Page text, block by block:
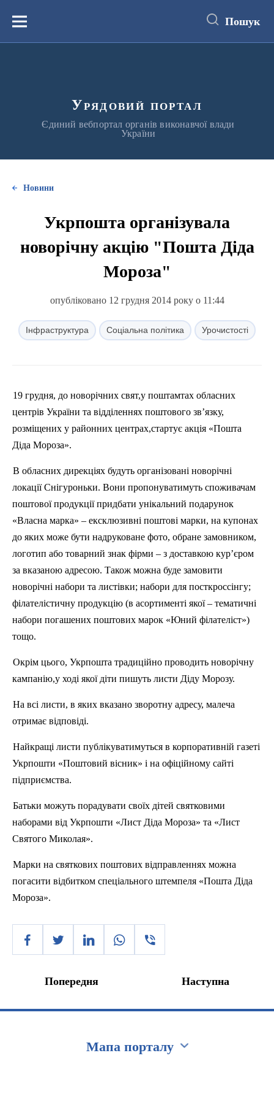
вмістуМеню Пошук
Урядовий портал
Єдиний вебпортал органів виконавчої влади
України
Новини
Укрпошта організувала
новорічну акцію "Пошта Діда
Мороза"
опубліковано 12 грудня 2014 року о 11:44
Інфраструктура Соціальна політика Урочистості
19 грудня, до новорічних свят,у поштамтах обласних
центрів України та відділеннях поштового зв’язку,
розміщених у районних центрах,стартує акція «Пошта
Діда Мороза».
В обласних дирекціях будуть організовані новорічні
локації Снігуроньки. Вони пропонуватимуть споживачам
поштової продукції придбати унікальний подарунок
«Власна марка» – ексклюзивні поштові марки, на купонах
до яких може бути надруковане фото, обране замовником,
логотип або товарний знак фірми – з доставкою кур’єром
за вказаною адресою. Також можна буде замовити
новорічні набори та листівки; набори для посткроссінгу;
філателістичну продукцію (в асортименті якої – тематичні
набори погашених поштових марок «Юний філателіст»)
тощо.
Окрім цього, Укрпошта традиційно проводить новорічну
кампанію,у ході якої діти пишуть листи Діду Морозу.
На всі листи, в яких вказано зворотну адресу, малеча
отримає відповіді.
Найкращі листи публікуватимуться в корпоративній газеті
Укрпошти «Поштовий вісник» і на офіційному сайті
підприємства.
Батьки можуть порадувати своїх дітей святковими
наборами від Укрпошти «Лист Діда Мороза» та «Лист
Святого Миколая».
Марки на святкових поштових відправленнях можна
погасити відбитком спеціального штемпеля «Пошта Діда
Мороза».
Попередня Наступна
Мапа порталу